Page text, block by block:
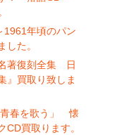
1961年頃のパン
した。
著復刻全集 日
買取り致しま
春を歌う」 懐
CD買取ります。